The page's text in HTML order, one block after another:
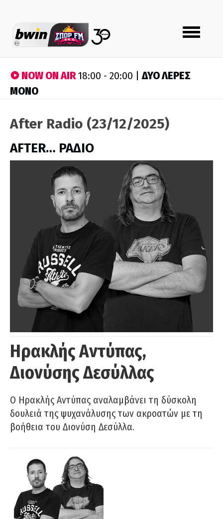
Toggle
navigation
NOW ON AIR18:00 - 20:00 |ΔΥΟ ΛΕΡΕΣ
ΜΟΝΟ
After Radio (23/12/2025)
AFTER… ΡΑΔΙΟ
Ηρακλής Αντύπας,
Διονύσης Δεσύλλας
Ο Ηρακλής Αντύπας αναλαμβάνει τη δύσκολη
δουλειά της ψυχανάλυσης των ακροατών με τη
βοήθεια του Διονύση Δεσύλλα.